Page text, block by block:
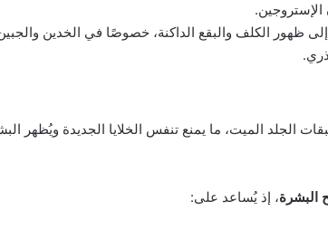
ظهور الكلف والبقع الداكنة، خصوصًا في الخدين
الجلد الميت، ما يمنع تنفس الخلايا الجديدة ويُظهر
البشرة، إذ يُساعد على: